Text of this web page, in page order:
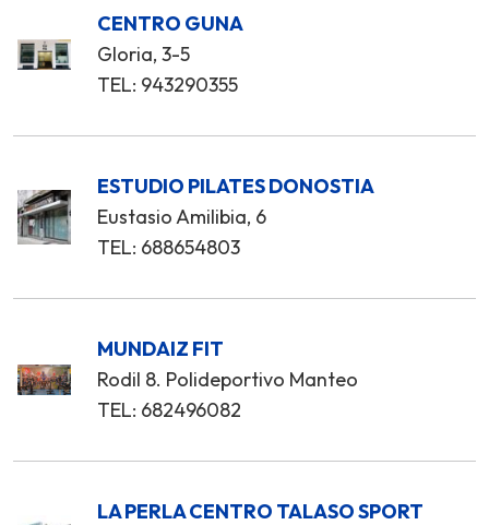
CENTRO GUNA
Gloria, 3-5
TEL: 943290355
ESTUDIO PILATES DONOSTIA
Eustasio Amilibia, 6
TEL: 688654803
MUNDAIZ FIT
Rodil 8. Polideportivo Manteo
TEL: 682496082
LA PERLA CENTRO TALASO SPORT